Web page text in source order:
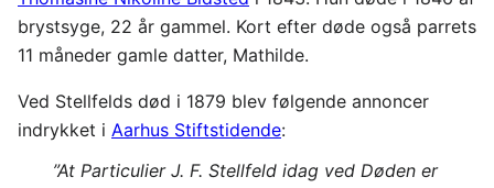
brystsyge, 22 år gammel. Kort efter døde også parrets
11 måneder gamle datter, Mathilde.
Ved Stellfelds død i 1879 blev følgende annoncer
indrykket i Aarhus Stiftstidende:
”At Particulier J. F. Stellfeld idag ved Døden er